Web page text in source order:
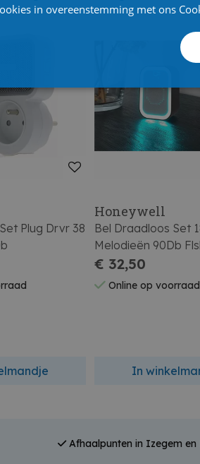
Plug Drvr 38
Honeywell
Bel Draadloos Set
Melodieën 90Db
€ 32,50
Online op voorraad
In
Afhaalpunten in Izegem en
in overeenstemming met ons